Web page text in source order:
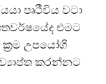
පෘථිවිය වටා
එමට
උපයෝගි
කරන්නට